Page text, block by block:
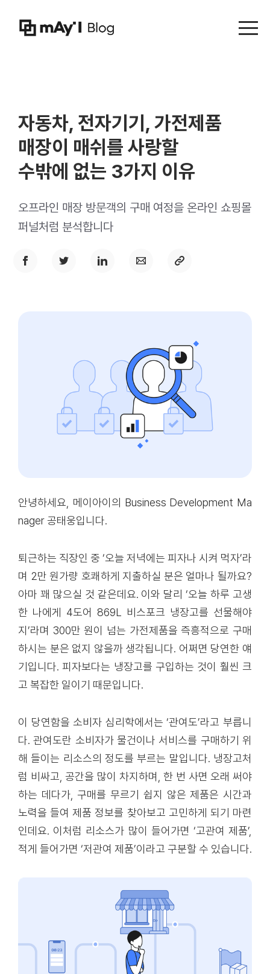
Menu
자동차, 전자기기, 가전제품
매장이 매쉬를 사랑할
수밖에 없는 3가지 이유
오프라인 매장 방문객의 구매 여정을 온라인 쇼핑몰
퍼널처럼 분석합니다
안녕하세요, 메이아이의 Business Development Ma
nager 공태웅입니다.
퇴근하는 직장인 중 ‘오늘 저녁에는 피자나 시켜 먹자’라
며 2만 원가량 호쾌하게 지출하실 분은 얼마나 될까요?
아마 꽤 많으실 것 같은데요. 이와 달리 ‘오늘 하루 고생
한 나에게 4도어 869L 비스포크 냉장고를 선물해야
지’라며 300만 원이 넘는 가전제품을 즉흥적으로 구매
하시는 분은 없지 않을까 생각됩니다. 어쩌면 당연한 얘
기입니다. 피자보다는 냉장고를 구입하는 것이 훨씬 크
고 복잡한 일이기 때문입니다.
이 당연함을 소비자 심리학에서는 ‘관여도’라고 부릅니
다. 관여도란 소비자가 물건이나 서비스를 구매하기 위
해 들이는 리소스의 정도를 부르는 말입니다. 냉장고처
럼 비싸고, 공간을 많이 차지하며, 한 번 사면 오래 써야
하는 데다가, 구매를 무르기 쉽지 않은 제품은 시간과
노력을 들여 제품 정보를 찾아보고 고민하게 되기 마련
인데요. 이처럼 리소스가 많이 들어가면 ‘고관여 제품’,
적게 들어가면 ‘저관여 제품’이라고 구분할 수 있습니다.